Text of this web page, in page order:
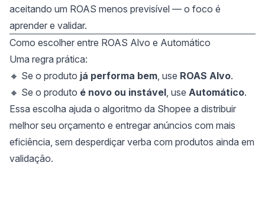
aceitando um ROAS menos previsível — o foco é
aprender e validar.
Como escolher entre ROAS Alvo e Automático
Uma regra prática:
🔸 Se o produto já performa bem, use ROAS Alvo.
🔸 Se o produto é novo ou instável, use Automático.
Essa escolha ajuda o algoritmo da Shopee a distribuir
melhor seu orçamento e entregar anúncios com mais
eficiência, sem desperdiçar verba com produtos ainda em
validação.